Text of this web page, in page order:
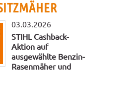
03.03.2026
STIHL Cashback-
Aktion auf
ausgewählte Benzin-
Rasenmäher und